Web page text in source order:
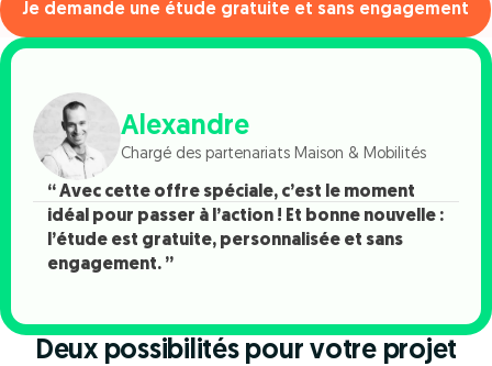
Je demande une étude gratuite et sans engagement
Alexandre
Chargé des partenariats Maison & Mobilités
“ Avec cette offre spéciale, c’est le moment
idéal pour passer à l’action ! Et bonne nouvelle :
l’étude est gratuite, personnalisée et sans
engagement. ”
Deux possibilités pour votre projet